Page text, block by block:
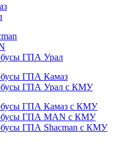
ГПА Урал
ГПА Камаз
ГПА Урал с КМУ
ГПА Камаз с КМУ
ГПА MAN с КМУ
ГПА Shacman с КМУ